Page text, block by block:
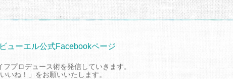
ューエル公式Facebookページ
フプロデュース術を発信していきます。
いね！」をお願いいたします。